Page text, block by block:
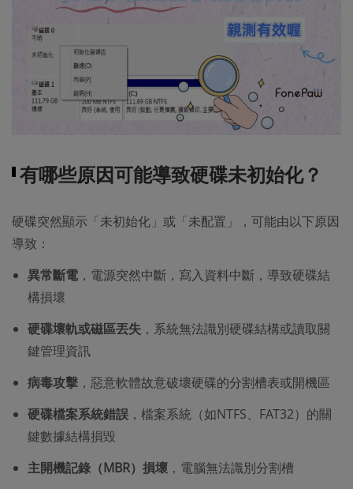
有哪些原因可能導致硬碟未初始化？
硬碟突然顯示「未初始化」或「未配置」，可能由以下原因
導致：
異常斷電 ，電源突然中斷，寫入資料中斷，導致硬碟結
構損壞
硬碟壞軌或磁區丟失 ，系統無法識別硬碟結構或讀取關
鍵管理資訊
病毒攻擊 ，惡意軟體故意破壞硬碟的分割槽表或開機區
硬碟檔案系統錯誤 ，檔案系統（如NTFS、FAT32）的關
鍵數據結構損毀
主開機記錄（MBR）損壞 ，電腦無法識別分割槽